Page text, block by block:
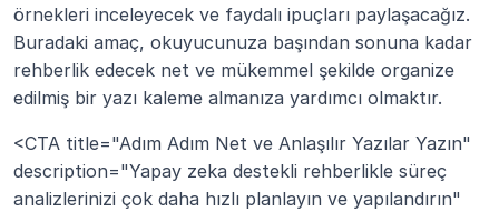
örnekleri inceleyecek ve faydalı ipuçları paylaşacağız.
Buradaki amaç, okuyucunuza başından sonuna kadar
rehberlik edecek net ve mükemmel şekilde organize
edilmiş bir yazı kaleme almanıza yardımcı olmaktır.
<CTA title="Adım Adım Net ve Anlaşılır Yazılar Yazın"
description="Yapay zeka destekli rehberlikle süreç
analizlerinizi çok daha hızlı planlayın ve yapılandırın"